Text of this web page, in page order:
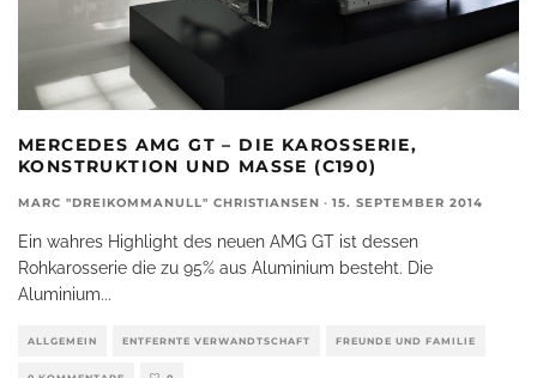
MERCEDES AMG GT – DIE KAROSSERIE,
KONSTRUKTION UND MASSE (C190)
MARC "DREIKOMMANULL" CHRISTIANSEN · 15. SEPTEMBER 2014
Ein wahres Highlight des neuen AMG GT ist dessen
Rohkarosserie die zu 95% aus Aluminium besteht. Die
Aluminium...
ALLGEMEIN ENTFERNTE VERWANDTSCHAFT FREUNDE UND FAMILIE